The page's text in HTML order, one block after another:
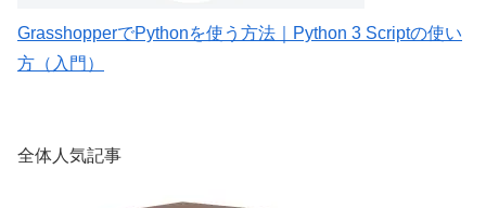
GrasshopperでPythonを使う方法｜Python 3 Scriptの使い
方（入門）
全体人気記事